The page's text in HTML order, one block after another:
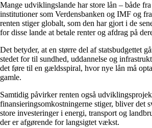
Mange udviklingslande har store lån – både
institutioner som Verdensbanken og IMF og
renten stiger globalt, som den har gjort i de
for disse lande at betale renter og afdrag på
Det betyder, at en større del af statsbudgettet
stedet for til sundhed, uddannelse og
det føre til en gældsspiral, hvor nye lån må
gamle.
Samtidig påvirker renten også
finansieringsomkostningerne stiger, bliver det
store investeringer i energi, transport og
der er afgørende for langsigtet vækst.